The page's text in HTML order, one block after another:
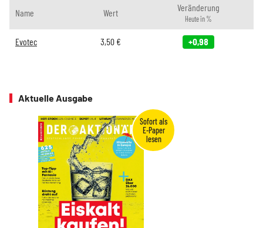
Name Wert Veränderung
Heute in %
Evotec 3,50€ +0,98
Aktuelle Ausgabe